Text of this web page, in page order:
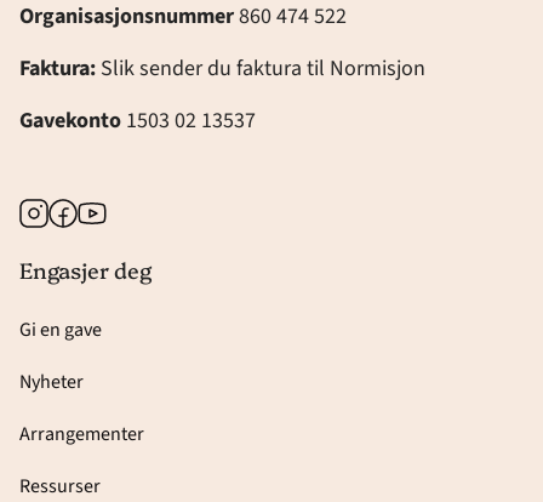
Organisasjonsnummer860 474 522
Faktura: Slik sender du faktura til Normisjon
Gavekonto 1503 02 13537
Instagram
Facebook
Youtube
Engasjer deg
Gi en gave
Nyheter
Arrangementer
Ressurser